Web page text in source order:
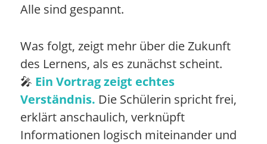
Alle sind gespannt.
Was folgt, zeigt mehr über die Zukunft
des Lernens, als es zunächst scheint.
🎤 Ein Vortrag zeigt echtes
Verständnis. Die Schülerin spricht frei,
erklärt anschaulich, verknüpft
Informationen logisch miteinander und